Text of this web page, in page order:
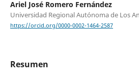
Ariel José Romero Fernández
Universidad Regional Autónoma de Los
https://orcid.org/0000-0002-1464-2587
Resumen